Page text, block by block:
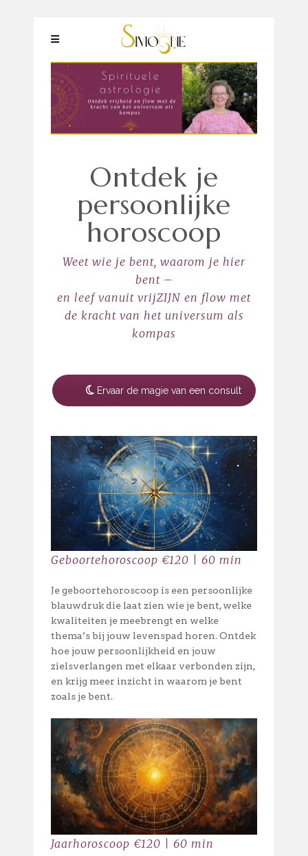
Ontdek je
persoonlijke
horoscoop
Weet wie je bent, waarom je hier
bent –
en leef vanuit vrijZIJN en flow met
de kracht van het universum als
kompas
Ervaar de magie van een consult
Geboortehoroscoop €120 | 60 min
Je geboortehoroscoop is een persoonlijke
blauwdruk die laat zien wie je bent, welke
kwaliteiten je meebrengt en welke
thema’s bij jouw levenspad horen. Ontdek
hoe jouw persoonlijkheid en jouw
zielsverlangen met elkaar verbonden zijn,
en krijg meer inzicht in waarom je bent
zoals je bent.
Jaarhoroscoop €120 | 60 min